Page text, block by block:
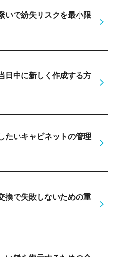
いで紛失リスクを最小限
日中に新しく作成する方
たいキャビネットの管理
換で失敗しないための重